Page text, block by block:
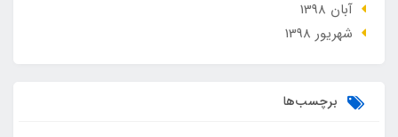
آبان 1398
شهریور 1398
برچسب‌ها